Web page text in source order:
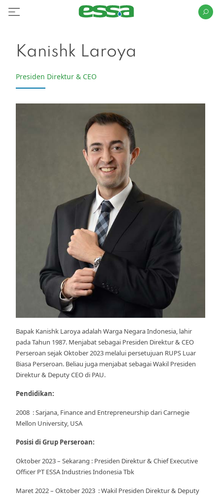
Kanishk Laroya
Presiden Direktur & CEO
Bapak Kanishk Laroya adalah Warga Negara Indonesia, lahir
pada Tahun 1987. Menjabat sebagai Presiden Direktur & CEO
Perseroan sejak Oktober 2023 melalui persetujuan RUPS Luar
Biasa Perseroan. Beliau juga menjabat sebagai Wakil Presiden
Direktur & Deputy CEO di PAU.
Pendidikan:
2008 : Sarjana, Finance and Entrepreneurship dari Carnegie
Mellon University, USA
Posisi di Grup Perseroan:
Oktober 2023 – Sekarang : Presiden Direktur & Chief Executive
Officer PT ESSA Industries Indonesia Tbk
Maret 2022 – Oktober 2023 : Wakil Presiden Direktur & Deputy